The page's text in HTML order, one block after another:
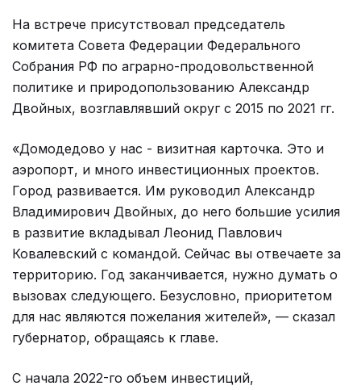
На встрече присутствовал председатель
комитета Совета Федерации Федерального
Собрания РФ по аграрно-продовольственной
политике и природопользованию Александр
Двойных, возглавлявший округ с 2015 по 2021 гг.
«Домодедово у нас - визитная карточка. Это и
аэропорт, и много инвестиционных проектов.
Город развивается. Им руководил Александр
Владимирович Двойных, до него большие усилия
в развитие вкладывал Леонид Павлович
Ковалевский с командой. Сейчас вы отвечаете за
территорию. Год заканчивается, нужно думать о
вызовах следующего. Безусловно, приоритетом
для нас являются пожелания жителей», — сказал
губернатор, обращаясь к главе.
С начала 2022-го объем инвестиций,